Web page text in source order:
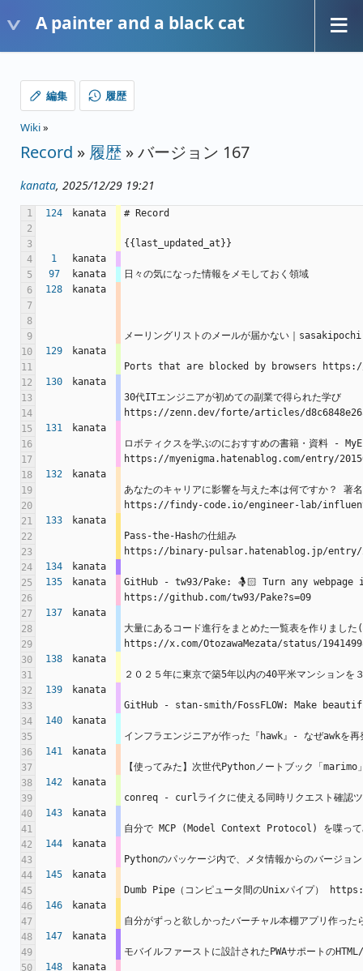
A painter and a black cat
編集 履歴
Wiki»
Record » 履歴 » バージョン 167
kanata, 2025/12/29 19:21
1 124 kanata
# Record
2
3
{{last_updated_at}}
4
1
kanata
5
97 kanata
日々の気になった情報をメモしておく領域
6
128
kanata
7
8
9
メーリングリストのメールが届かない｜
10
129
kanata
11
Ports that are blocked by browsers
12
130
kanata
13
30代ITエンジニアが初めての副業で得られた学び
14
https://zenn.dev/forte/articles/
15
131
kanata
16
ロボティクスを学ぶのにおすすめの書籍・資料 -
17
https://myenigma.hatenablog.com/entry/
18
132
kanata
19
あなたのキャリアに影響を与えた本は何ですか？
20
https://findy-code.io/engineer-lab/
21
133
kanata
22
Pass-the-Hashの仕組み
23
https://binary-pulsar.hatenablog.jp/entry/
24
134
kanata
25
135 kanata
GitHub - tw93/Pake: 🤱🏻 Turn any webpage
26
https://github.com/tw93/Pake?s=09
27
137
kanata
28
大量にあるコード進行をまとめた一覧表を作りまし
29
https://x.com/OtozawaMezata/status/
30
138
kanata
31
２０２５年に東京で築5年以内の40平米マンショ
32
139
kanata
33
GitHub - stan-smith/FossFLOW: Make
34
140
kanata
35
インフラエンジニアが作った『hawk』- なぜ
36
141
kanata
37
【使ってみた】次世代Pythonノートブック「
38
142
kanata
39
conreq - curlライクに使える同時リクエスト
40
143
kanata
41
自分で MCP (Model Context Protocol) を喋
42
144
kanata
43
Pythonのパッケージ内で、メタ情報からのバー
44
145
kanata
45
Dumb Pipe（コンピュータ間のUnixパイプ）
46
146
kanata
47
自分がずっと欲しかったバーチャル本棚アプ
48
147
kanata
49
モバイルファーストに設計されたPWAサポート
50
148
kanata